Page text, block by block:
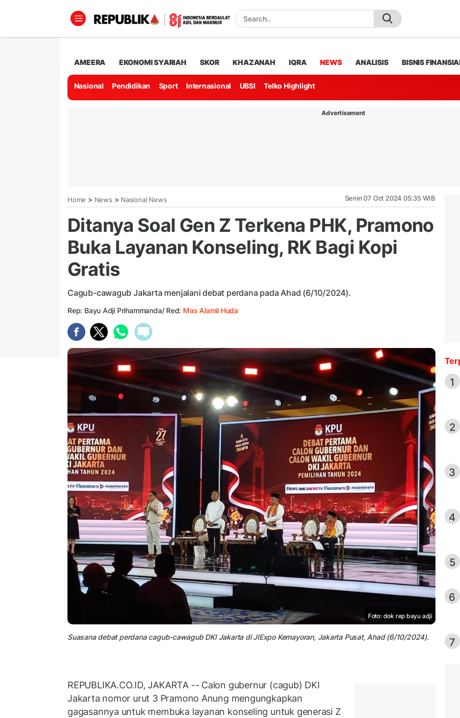
AMEERA EKONOMI SYARIAH SKOR KHAZANAH IQRA NEWS ANALISIS BISNIS
Nasional Pendidikan Sport Internasional UBSI Telko Highlight
Advertisement
Home > News > Nasional News Senin 07 Oct 2024 05:35 WIB
Ditanya Soal Gen Z Terkena PHK, Pramono
Buka Layanan Konseling, RK Bagi Kopi
Gratis
Cagub-cawagub Jakarta menjalani debat perdana pada Ahad (6/10/2024).
Rep: Bayu Adji Prihammanda/ Red: Mas Alamil Huda
Foto: dok rep bayu adji
Suasana debat perdana cagub-cawagub DKI Jakarta di JIExpo Kemayoran, Jakarta Pusat, Ahad (6/10/2024).
REPUBLIKA.CO.ID, JAKARTA -- Calon gubernur (cagub) DKI
Jakarta nomor urut 3 Pramono Anung mengungkapkan
gagasannya untuk membuka layanan konseling untuk generasi Z
1
2
3
4
5
6
7